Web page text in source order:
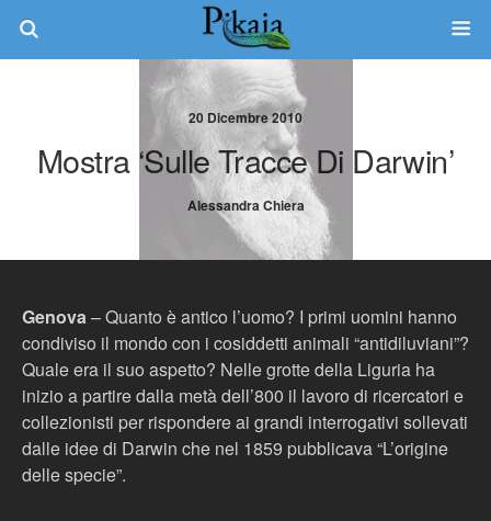
20 Dicembre 2010
Mostra ‘Sulle Tracce Di Darwin’
Alessandra Chiera
Genova– Quanto è antico l’uomo? I primi uomini hanno
condiviso il mondo con i cosiddetti animali “antidiluviani”?
Quale era il suo aspetto? Nelle grotte della Liguria ha
inizio a partire dalla metà dell’800 il lavoro di ricercatori e
collezionisti per rispondere ai grandi interrogativi sollevati
dalle idee di Darwin che nel 1859 pubblicava “L’origine
delle specie”.